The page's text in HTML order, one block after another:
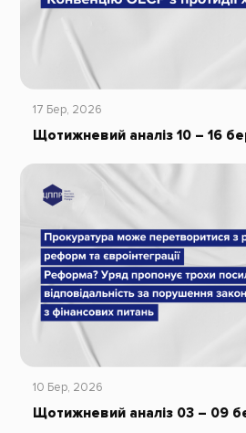
17 Бер, 2026
Щотижневий аналіз 10 – 16
10 Бер, 2026
Щотижневий аналіз 03 – 09